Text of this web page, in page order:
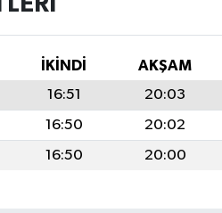
İKINDI AKŞAM
16:51 20:03
16:50 20:02
16:50 20:00